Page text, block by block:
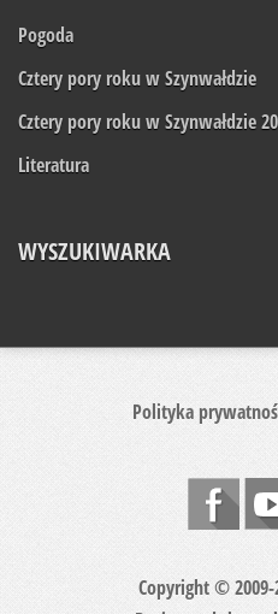
Pogoda
Cztery pory roku w Szynwałdzie
Cztery pory roku w Szynwałdzie
Literatura
WYSZUKIWARKA
Polityka
Copyright ©